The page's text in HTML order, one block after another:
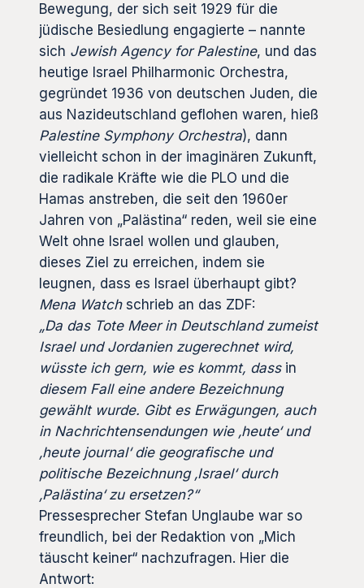
Bewegung, der sich seit 1929 für die
jüdische Besiedlung engagierte – nannte
sich Jewish Agency for Palestine, und das
heutige Israel Philharmonic Orchestra,
gegründet 1936 von deutschen Juden, die
aus Nazideutschland geflohen waren, hieß
Palestine Symphony Orchestra), dann
vielleicht schon in der imaginären Zukunft,
die radikale Kräfte wie die PLO und die
Hamas anstreben, die seit den 1960er
Jahren von „Palästina“ reden, weil sie eine
Welt ohne Israel wollen und glauben,
dieses Ziel zu erreichen, indem sie
leugnen, dass es Israel überhaupt gibt?
Mena Watchschrieb an das ZDF:
„Da das Tote Meer in Deutschland zumeist
Israel und Jordanien zugerechnet wird,
wüsste ich gern, wie es kommt, dassin
diesem Fall eine andere Bezeichnung
gewählt wurde. Gibt es Erwägungen, auch
in Nachrichtensendungen wie ‚heute‘ und
‚heute journal‘ die geografische und
politische Bezeichnung ‚Israel‘ durch
‚Palästina‘ zu ersetzen?“
Pressesprecher Stefan Unglaube war so
freundlich, bei der Redaktion von „Mich
täuscht keiner“ nachzufragen. Hier die
Antwort: